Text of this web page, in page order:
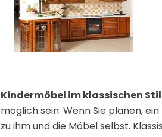
Kindermöbel im klassischen Stil
möglich sein. Wenn Sie planen,
zu ihm und die Möbel selbst.